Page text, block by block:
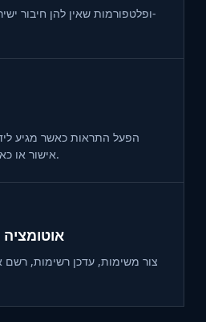
הפעל התראות כאשר מגיע
אישור או כאשר נדרש פעולה אנושית.
צור משימות, עדכן רשימות,